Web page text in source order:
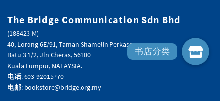
The Bridge Communication Sdn Bhd
(188423-M)
40, Lorong 6E/91, Taman Shamelin Perkasa,
Batu 3 1/2, Jln Cheras, 56100
Kuala Lumpur, MALAYSIA.
电话: 603-92015770
电邮: bookstore@bridge.org.my